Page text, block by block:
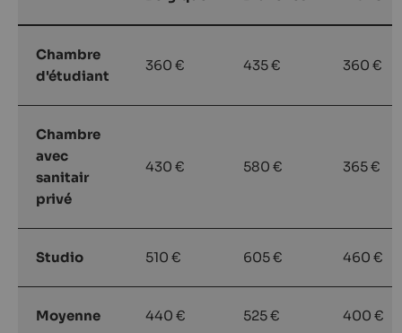
Chambre
d'étudiant
360 € 435 € 360 €
Chambre
avec
sanitair
privé
430 € 580 € 365 €
Studio 510 € 605 € 460 €
Moyenne 440 € 525 € 400 €